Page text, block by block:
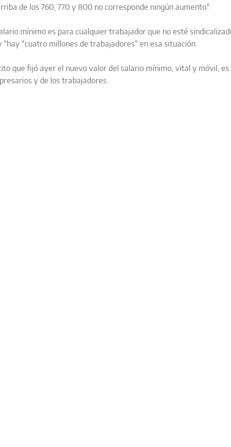
de los 760, 770 y 800 no corresponde ningún aumento".
mínimo es para cualquier trabajador que no esté
"cuatro millones de trabajadores" en esa situación.
que fijó ayer el nuevo valor del salario mínimo, vital y móvil,
y de los trabajadores.